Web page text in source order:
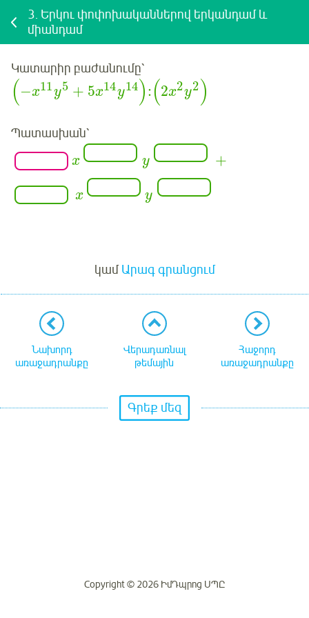
3. Երկու փոփոխականներով երկանդամ և
միանդամ
Կատարիր բաժանումը՝
( −x11y5 + 5x14y14) :(2x2y2 )
Պատասխան՝
x y +
x y
կամԱրագ գրանցում
Նախորդ
առաջադրանքը
Վերադառնալ
թեմային
Հաջորդ
առաջադրանքը
Գրեք մեզ
Copyright © 2026 ԻմԴպրոց ՍՊԸ